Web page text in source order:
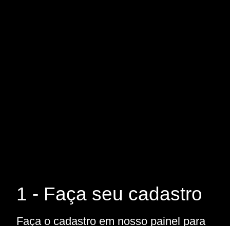
1 - Faça seu cadastro
Faça o cadastro em nosso painel para